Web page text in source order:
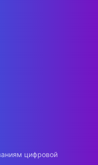
цифровой